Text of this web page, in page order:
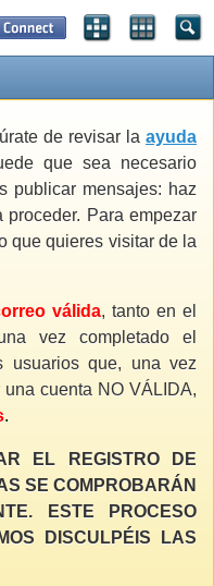
de revisar la ayuda
que sea necesario
publicar mensajes: haz
Para empezar
que quieres visitar de la
válida, tanto en el
vez completado el
usuarios que, una vez
cuenta NO VÁLIDA,
.
EL REGISTRO DE
SE COMPROBARÁN
ESTE PROCESO
DISCULPÉIS LAS